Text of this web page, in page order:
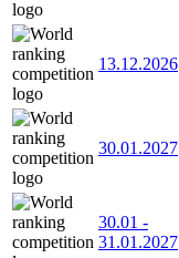
13.12.2026
30.01.2027
30.01 -
31.01.2027